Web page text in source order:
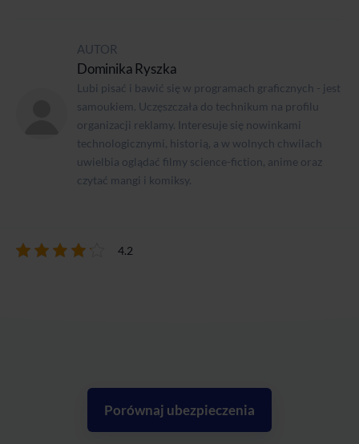
AUTOR
Dominika Ryszka
Lubi pisać i bawić się w programach graficznych - jest
samoukiem. Uczęszczała do technikum na profilu
organizacji reklamy. Interesuje się nowinkami
technologicznymi, historią, a w wolnych chwilach
uwielbia oglądać filmy science-fiction, anime oraz
czytać mangi i komiksy.
4.2
Porównaj ubezpieczenia